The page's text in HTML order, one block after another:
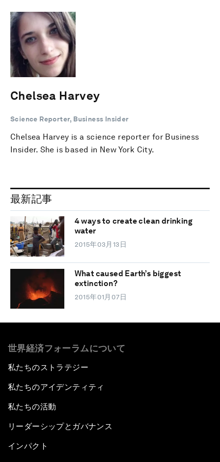
Chelsea Harvey
Science Reporter, Business Insider
Chelsea Harvey is a science reporter for Business
Insider. She is based in New York City.
最新記事
4 ways to create clean drinking
water
2015年03月13日
What caused Earth’s biggest
extinction?
2015年01月07日
世界経済フォーラムについて
私たちのストラテジー
私たちのアイデンティティ
私たちの活動
リーダーシップとガバナンス
インパクト